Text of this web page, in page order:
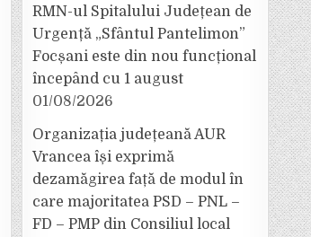
RMN-ul Spitalului Județean de
Urgență „Sfântul Pantelimon”
Focșani este din nou funcțional
începând cu 1 august
01/08/2026
Organizația județeană AUR
Vrancea își exprimă
dezamăgirea față de modul în
care majoritatea PSD – PNL –
FD – PMP din Consiliul local